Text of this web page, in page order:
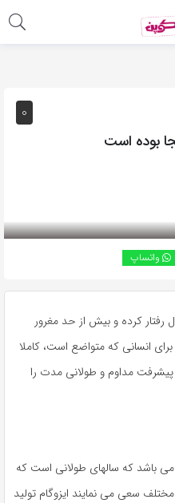
۰
بوده است
واتساپ
کرده و بیش از حد مغرور
انسانی که متواضع است، کاملا
پیشرفت مداوم و طولانی مدت را
می باشد که سالهای طولانی است که
سعی می نمایند ایزوگام تولید